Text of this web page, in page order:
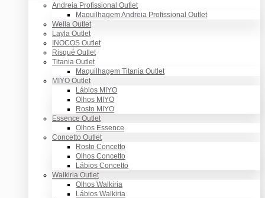
Andreia Profissional Outlet
Maquilhagem Andreia Profissional Outlet
Wella Outlet
Layla Outlet
INOCOS Outlet
Risqué Outlet
Titania Outlet
Maquilhagem Titania Outlet
MIYO Outlet
Lábios MIYO
Olhos MIYO
Rosto MIYO
Essence Outlet
Olhos Essence
Concetto Outlet
Rosto Concetto
Olhos Concetto
Lábios Concetto
Walkiria Outlet
Olhos Walkiria
Lábios Walkiria